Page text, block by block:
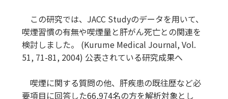
この研究では、JACC Studyのデータを用いて、
喫煙習慣の有無や喫煙量と肝がん死亡との関連を
検討しました。 (Kurume Medical Journal, Vol.
51, 71-81, 2004) 公表されている研究成果へ
喫煙に関する質問の他、肝疾患の既往歴など必
要項目に回答した66,974名の方を解析対象とし